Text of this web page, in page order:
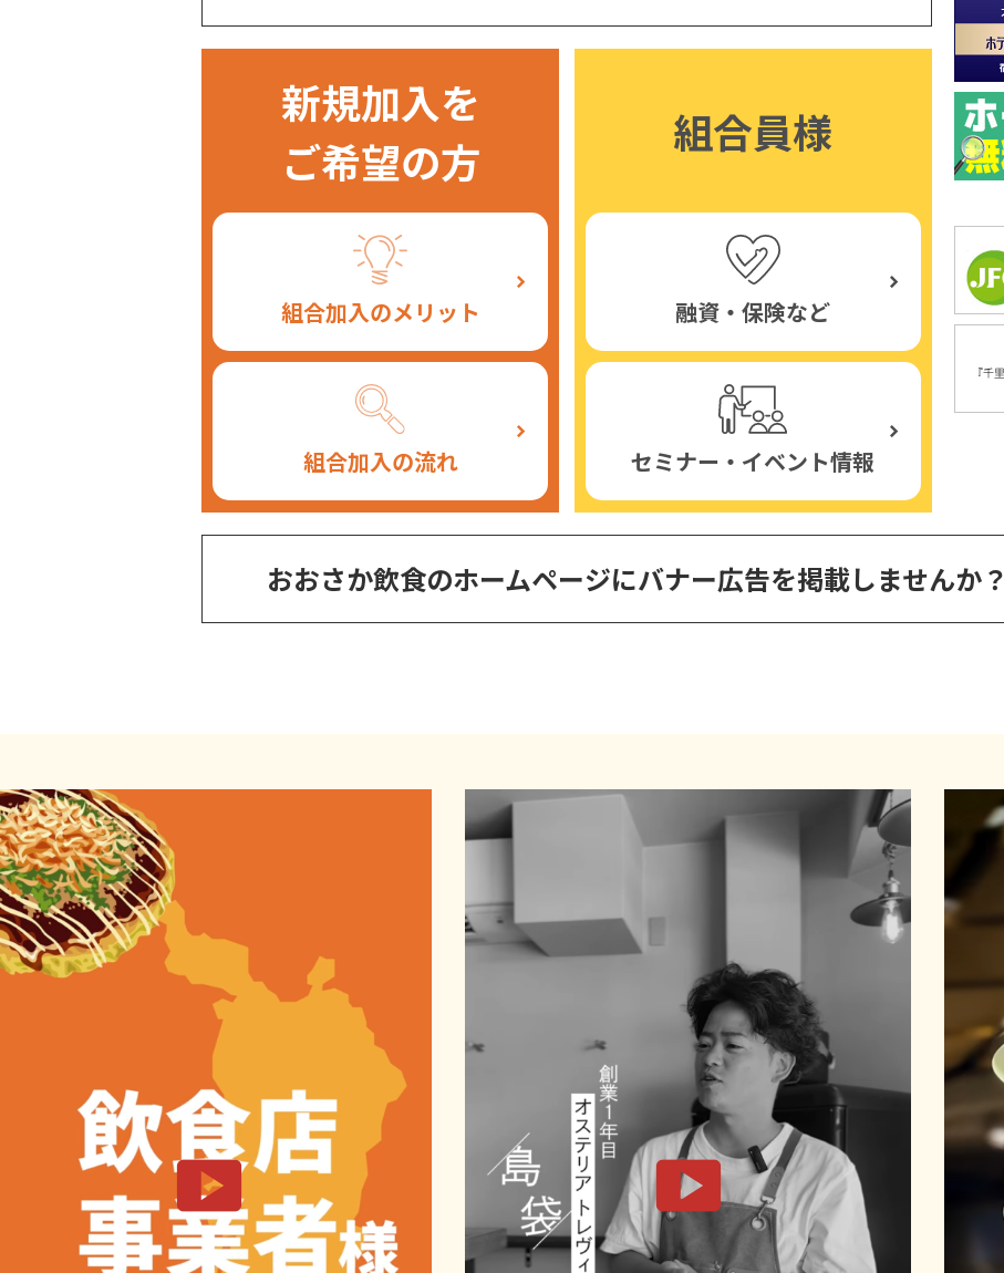
新規加入を
ご希望の方
組合加入のメリット
組合加入の流れ
組合員様
融資・保険など
セミナー・イベント情報
おおさか飲食のホームページにバナー広告を掲載しませんか？